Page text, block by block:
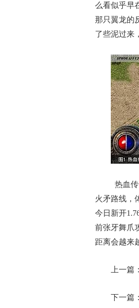
么看似乎早
那只翼龙的
了些泥过来
热血
火矛路线，
今日新开
前张牙舞爪
距离会越来
上一篇：
下一篇：